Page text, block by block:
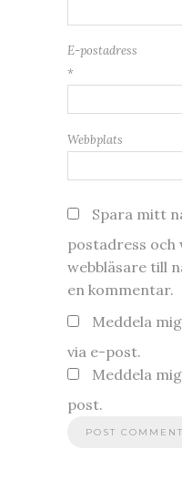
E-postadress
*
Webbplats
Spara mitt
postadress och
webbläsare till
en kommentar.
Meddela
via e-post.
Meddela
post.